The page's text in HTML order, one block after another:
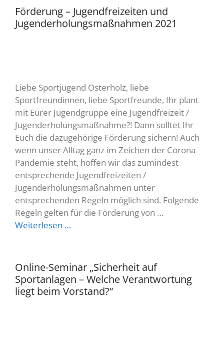
Förderung – Jugendfreizeiten und
Jugenderholungsmaßnahmen 2021
Liebe Sportjugend Osterholz, liebe
Sportfreundinnen, liebe Sportfreunde, Ihr plant
mit Eurer Jugendgruppe eine Jugendfreizeit /
Jugenderholungsmaßnahme?! Dann solltet Ihr
Euch die dazugehörige Förderung sichern! Auch
wenn unser Alltag ganz im Zeichen der Corona
Pandemie steht, hoffen wir das zumindest
entsprechende Jugendfreizeiten /
Jugenderholungsmaßnahmen unter
entsprechenden Regeln möglich sind. Folgende
Regeln gelten für die Förderung von …
Weiterlesen …
Online-Seminar „Sicherheit auf
Sportanlagen – Welche Verantwortung
liegt beim Vorstand?“